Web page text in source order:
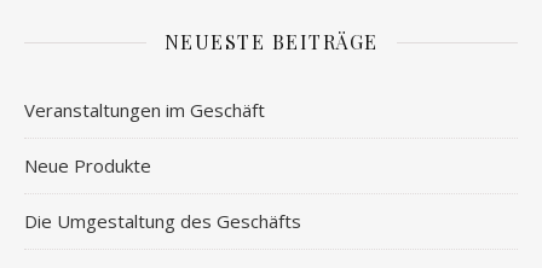
NEUESTE BEITRÄGE
Veranstaltungen im Geschäft
Neue Produkte
Die Umgestaltung des Geschäfts